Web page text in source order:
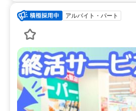
アルバイト・パート